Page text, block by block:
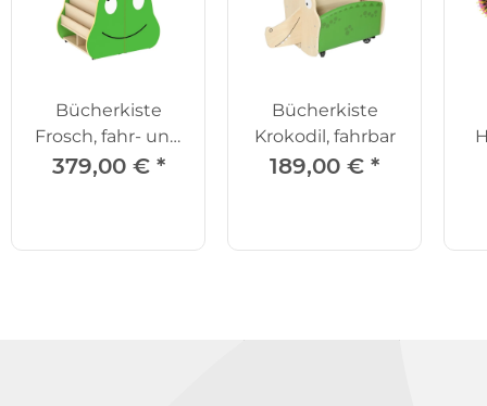
Bücherkiste
Frosch, fahr- und
klappbar
379,00 € *
Bücherkiste
Krokodil, fahrbar
189,00 € *